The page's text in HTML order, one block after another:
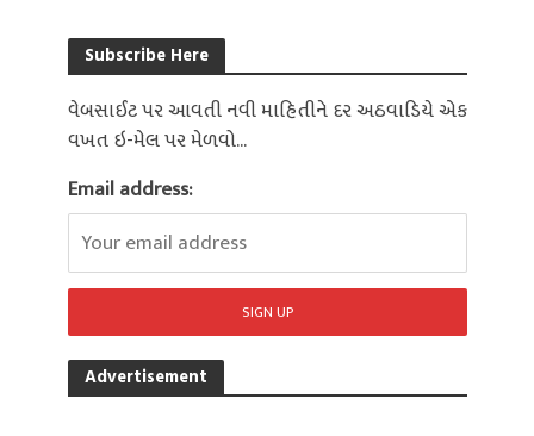
Subscribe Here
વેબસાઈટ પર આવતી નવી માહિતીને દર અઠવાડિયે એક
વખત ઇ-મેલ પર મેળવો...
Email address:
Advertisement